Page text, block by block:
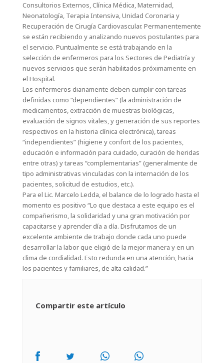
Consultorios Externos, Clínica Médica, Maternidad,
Neonatología, Terapia Intensiva, Unidad Coronaria y
Recuperación de Cirugía Cardiovascular. Permanentemente
se están recibiendo y analizando nuevos postulantes para
el servicio. Puntualmente se está trabajando en la
selección de enfermeros para los Sectores de Pediatría y
nuevos servicios que serán habilitados próximamente en
el Hospital.
Los enfermeros diariamente deben cumplir con tareas
definidas como “dependientes” (la administración de
medicamentos, extracción de muestras biológicas,
evaluación de signos vitales, y generación de sus reportes
respectivos en la historia clínica electrónica), tareas
“independientes” (higiene y confort de los pacientes,
educación e información para cuidado, curación de heridas
entre otras) y tareas “complementarias” (generalmente de
tipo administrativas vinculadas con la internación de los
pacientes, solicitud de estudios, etc.).
Para el Lic. Marcelo Ledda, el balance de lo logrado hasta el
momento es positivo “Lo que destaca a este equipo es el
compañerismo, la solidaridad y una gran motivación por
capacitarse y aprender día a día. Disfrutamos de un
excelente ambiente de trabajo donde cada uno puede
desarrollar la labor que eligió de la mejor manera y en un
clima de cordialidad. Esto redunda en una atención, hacia
los pacientes y familiares, de alta calidad.”
Compartir este artículo